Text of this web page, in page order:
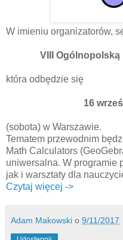
W imieniu organizatorów,
VIII Ogólnopolską
która odbędzie się
16
(sobota) w Warszawie.
Tematem przewodnim
Math Calculators
uniwersalna. W programie
jak i warsztaty dla
Czytaj więcej ->
Adam Makowski o 9/11/2017